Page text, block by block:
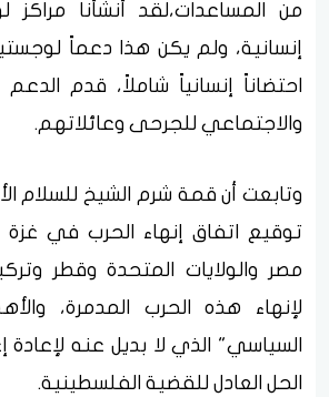
من المساعدات،لقد أنشأنا مراكز
إنسانية، ولم يكن هذا دعماً
احتضاناً إنسانياً شاملاً، قدم
والاجتماعي للجرحى وعائلاتهم.
وتابعت أن قمة شرم الشيخ للسلام
توقيع اتفاق إنهاء الحرب في
مصر والولايات المتحدة وقطر
لإنهاء هذه الحرب المدمرة،
السياسي" الذي لا بديل عنه لإعادة
الحل العادل للقضية الفلسطينية.